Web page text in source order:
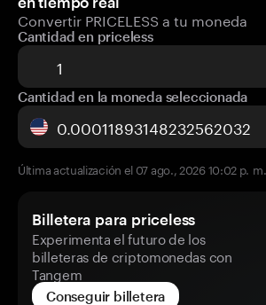
Convertir PRICELESS a tu moneda
Cantidad en priceless
Cantidad en la moneda seleccionada
Última actualización el 07 ago., 2026 10:02 p. m.
Billetera para priceless
Experimenta el futuro de los
billeteras de criptomonedas con
Tangem
Conseguir billetera